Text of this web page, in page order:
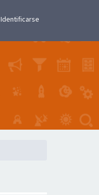
Identificarse